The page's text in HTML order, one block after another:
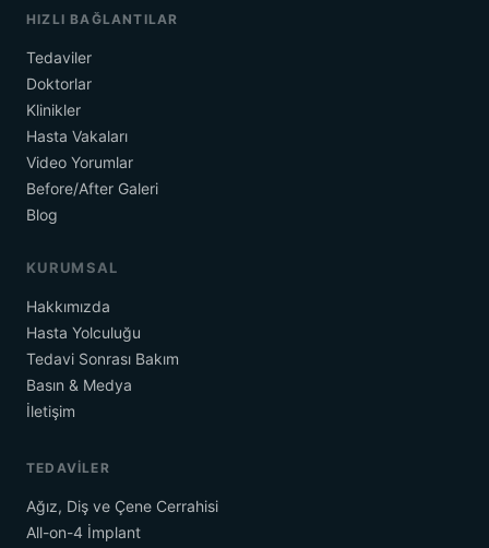
HIZLI BAĞLANTILAR
Tedaviler
Doktorlar
Klinikler
Hasta Vakaları
Video Yorumlar
Before/After Galeri
Blog
KURUMSAL
Hakkımızda
Hasta Yolculuğu
Tedavi Sonrası Bakım
Basın & Medya
İletişim
TEDAVILER
Ağız, Diş ve Çene Cerrahisi
All-on-4 İmplant